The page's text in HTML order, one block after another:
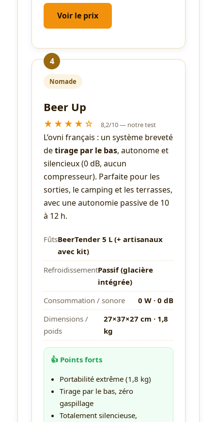
Voir le prix
4
Nomade
Beer Up
★★★★☆ 8,2/10 — notre test
L’ovni français : un système breveté
detirage par le bas, autonome et
silencieux (0 dB, aucun
compresseur). Parfaite pour les
sorties, le camping et les terrasses,
avec une autonomie passive de 10
à 12 h.
FûtsBeerTender 5 L (+ artisanaux
avec kit)
RefroidissementPassif (glacière
intégrée)
Consommation / sonore
0 W · 0 dB
Dimensions /
poids
27×37×27 cm · 1,8
kg
👍 Points forts
Portabilité extrême (1,8 kg)
Tirage par le bas, zéro
gaspillage
Totalement silencieuse,